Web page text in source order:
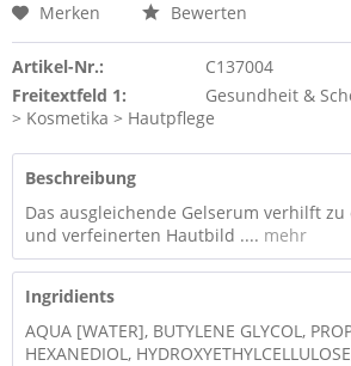
Merken Bewerten
Artikel-Nr.:
C137004
Freitextfeld 1:
Gesundheit &
> Kosmetika > Hautpflege
Beschreibung
Das ausgleichende Gelserum verhilft
und verfeinerten Hautbild .... mehr
Ingridients
AQUA [WATER], BUTYLENE GLYCOL,
HEXANEDIOL,